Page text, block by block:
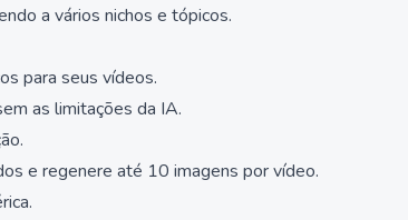
a vários nichos e tópicos.
para seus vídeos.
as limitações da IA.
e regenere até 10 imagens por vídeo.